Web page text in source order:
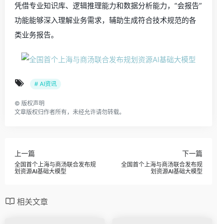
凭借专业知识库、逻辑推理能力和数据分析能力，“会报告”
功能能够深入理解业务需求，辅助生成符合技术规范的各
类业务报告。
# AI资讯
© 版权声明
文章版权归作者所有，未经允许请勿转载。
上一篇
全国首个上海与商汤联合发布规
划资源AI基础大模型
下一篇
全国首个上海与商汤联合发布规
划资源AI基础大模型
相关文章